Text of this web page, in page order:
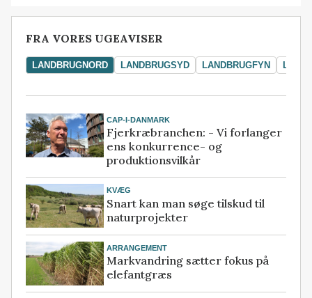
FRA VORES UGEAVISER
LANDBRUGNORD LANDBRUGSYD LANDBRUGFYN
CAP-I-DANMARK
Fjerkræbranchen: - Vi forlanger
ens konkurrence- og
produktionsvilkår
KVÆG
Snart kan man søge tilskud til
naturprojekter
ARRANGEMENT
Markvandring sætter fokus på
elefantgræs